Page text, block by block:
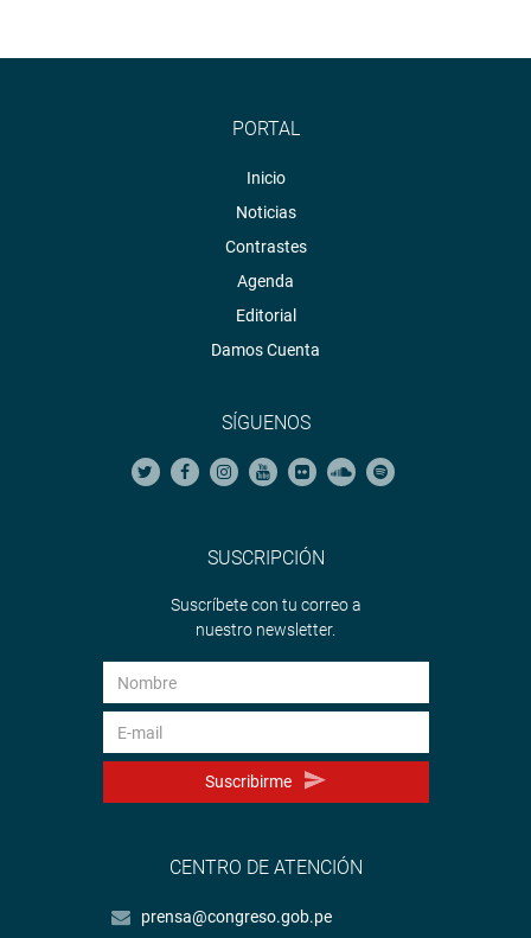
PORTAL
Inicio
Noticias
Contrastes
Agenda
Editorial
Damos Cuenta
SÍGUENOS
SUSCRIPCIÓN
Suscríbete con tu correo a
nuestro newsletter.
Suscribirme
CENTRO DE ATENCIÓN
prensa@congreso.gob.pe